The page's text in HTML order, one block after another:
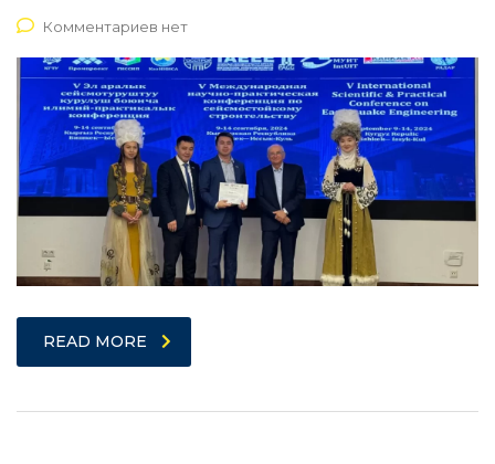
Комментариев нет
READ MORE